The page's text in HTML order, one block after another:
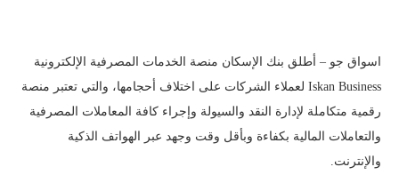
اسواق جو – أطلق بنك الإسكان منصة الخدمات المصرفية الإلكترونية
Iskan Business لعملاء الشركات على اختلاف أحجامها، والتي تعتبر منصة
رقمية متكاملة لإدارة النقد والسيولة وإجراء كافة المعاملات المصرفية
والتعاملات المالية بكفاءة وبأقل وقت وجهد عبر الهواتف الذكية
والإنترنت.